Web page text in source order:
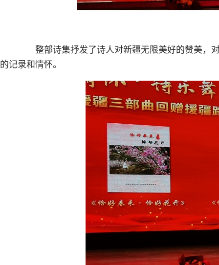
整部诗集抒发了诗人对新疆无限美好的赞美，
的记录和情怀。